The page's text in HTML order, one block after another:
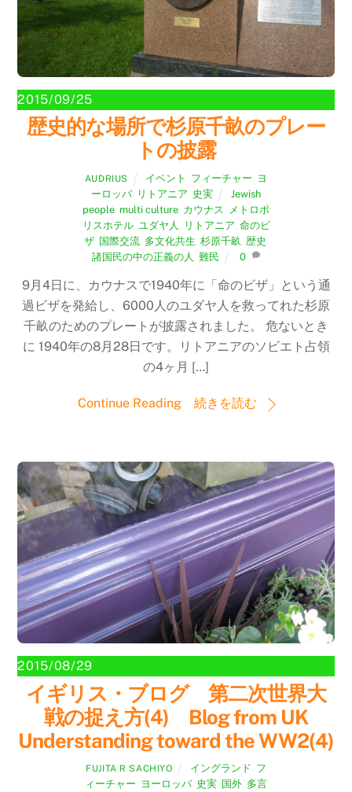
2015/09/25
歴史的な場所で杉原千畝のプレー
トの披露
AUDRIUS イベント フィーチャー ヨ
ーロッパ リトアニア 史実
Jewish
people multi culture カウナス
メトロポ
リスホテル, ユダヤ人 リトアニア 命のビ
ザ, 国際交流, 多文化共生 杉原千畝 歴史
諸国民の中の正義の人 ,難民 0
9月4日に、カウナスで1940年に「命のビザ」という通
過ビザを発給し、6000人のユダヤ人を救ってれた杉原
千畝のためのプレートが披露されました。 危ないとき
に 1940年の8月28日です。リトアニアのソビエト占領
の4ヶ月 […]
Continue Reading 続きを読む
2015/08/29
イギリス・ブログ 第二次世界大
戦の捉え方(4) Blog from UK
Understanding toward the WW2(4)
FUJITA R SACHIYO イングランド フ
ィーチャー ヨーロッパ 史実 国外 多言